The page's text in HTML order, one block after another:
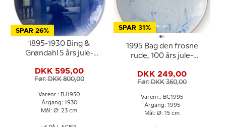
SPAR 26%
1895-1930 Bing &
Grøndahl 5 års jule-
DKK 595,00
Før: DKK 800,00
Varenr.: BJ1930
Årgang: 1930
Mål: Ø: 23 cm
SPAR 31%
1995 Bag den frosne
rude, 100 års jule-
Grøndahl
DKK 249,00
Før: DKK 360,00
Varenr.: BC1995
Årgang: 1995
Mål: Ø: 15 cm